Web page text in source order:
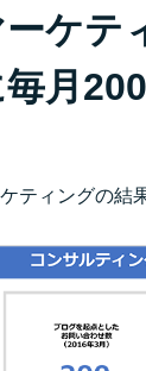
ケテ
月
ティングの結